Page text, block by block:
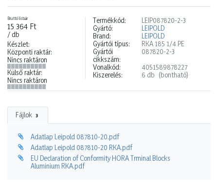
Bruttó listaár
15 364 Ft
/ db
Készlet:
Központi raktár:
Nincs raktáron
Külső raktár:
Nincs raktáron
Termékkód:
LEIP087820-2-3
Gyártó:
LEIPOLD
Brand:
LEIPOLD
Gyártói típus:
RKA 185 1/4 PE
Gyártói
cikkszám:
087820-2-3
Vonalkód:
4051589878227
Kiszerelés:
6 db (bontható)
Fájlok 3
Adatlap Leipold 087810-20.pdf
Adatlap Leipold 087810-20 RKA.pdf
EU Declaration of Conformity HORA Trminal Blocks
Aluminium RKA.pdf